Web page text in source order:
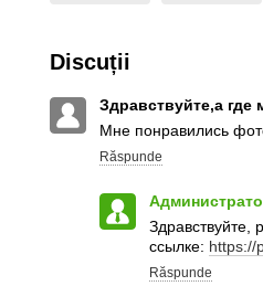
Discuții
Здравствуйте,а
Мне понравились
Răspunde
Здравствуйте,
ссылке: https://
Răspunde